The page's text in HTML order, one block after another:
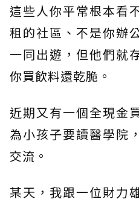
這些人你平常根本看
租的社區、不是你辦
一同出遊，但他們就
你買飲料還乾脆。
近期又有一個全現金
為小孩子要讀醫學院
交流。
某天，我跟一位財力